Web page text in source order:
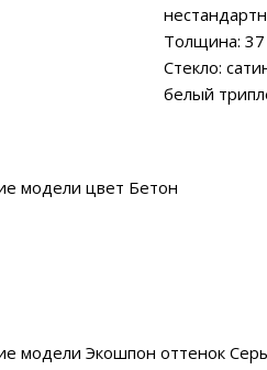
Толщина:
Стекло:
белый
модели цвет Бетон
модели Экошпон оттенок